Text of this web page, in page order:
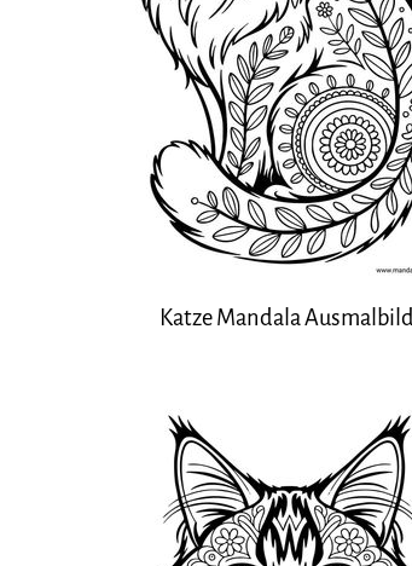
Katze Mandala Ausmalbild